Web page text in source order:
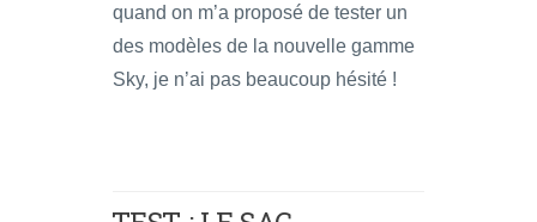
quand on m’a proposé de tester un
des modèles de la nouvelle gamme
Sky, je n’ai pas beaucoup hésité !